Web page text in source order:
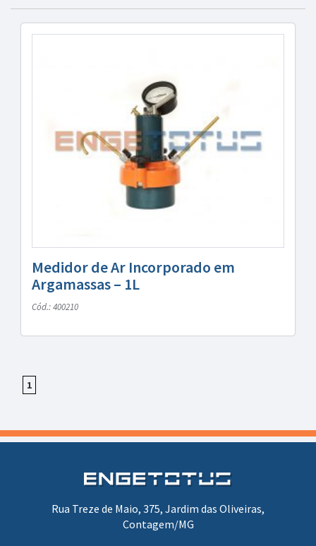
Medidor de Ar Incorporado em
Argamassas – 1L
Cód.: 400210
1
Rua Treze de Maio, 375, Jardim das Oliveiras,
Contagem/MG